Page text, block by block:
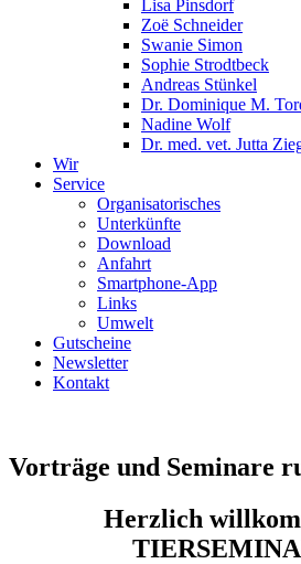
Lisa Pinsdorf
Zoë Schneider
Swanie Simon
Sophie Strodtbeck
Andreas Stünkel
Dr. Dominique M.
Nadine Wolf
Dr. med. vet. Jutta
Wir
Service
Organisatorisches
Unterkünfte
Download
Anfahrt
Smartphone-App
Links
Umwelt
Gutscheine
Newsletter
Kontakt
Vorträge und Seminare
Herzlich